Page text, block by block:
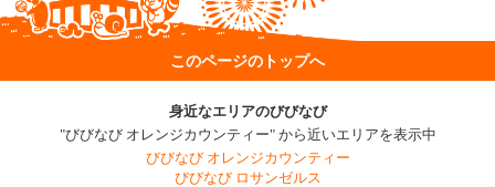
このページのトップへ
身近なエリアのびびなび
"びびなび オレンジカウンティー" から近いエリアを表示中
びびなび オレンジカウンティー
びびなび ロサンゼルス